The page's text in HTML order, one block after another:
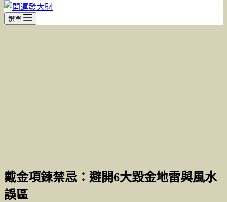
選單
戴金項鍊禁忌：避開6大毀金地雷與風水
誤區